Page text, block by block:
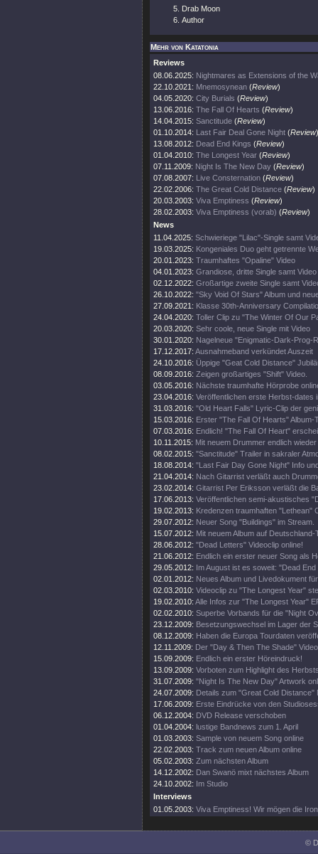
Drab Moon
Author
Mehr von Katatonia
Reviews
08.06.2025: Nightmares as Extensions of the
22.10.2021: Mnemosynean (Review)
04.05.2020: City Burials (Review)
13.06.2016: The Fall Of Hearts (Review)
14.04.2015: Sanctitude (Review)
01.10.2014: Last Fair Deal Gone Night (Review)
13.08.2012: Dead End Kings (Review)
01.04.2010: The Longest Year (Review)
07.11.2009: Night Is The New Day (Review)
07.08.2007: Live Consternation (Review)
22.02.2006: The Great Cold Distance (Review)
20.03.2003: Viva Emptiness (Review)
28.02.2003: Viva Emptiness (vorab) (Review)
News
11.04.2025: Schwieriege "Lilac"-Single samt
19.03.2025: Kongeniales Duo geht getrennte
20.01.2023: Traumhaftes "Opaline" Video
04.01.2023: Grandiose, dritte Single samt Video
02.12.2022: Großartige zweite Single samt
26.10.2022: "Sky Void Of Stars" Album und
27.09.2021: Klasse 30th-Anniversary
24.04.2020: Toller Clip zu "The Winter Of Our
20.03.2020: Sehr coole, neue Single mit Video
30.01.2020: Nagelneue "Enigmatic-Dark-Prog-
17.12.2017: Ausnahmeband verkündet Auszeit
24.10.2016: Üppige "Geat Cold Distance"
08.09.2016: Zeigen großartiges "Shift" Video.
03.05.2016: Nächste traumhafte Hörprobe
23.04.2016: Veröffentlichen erste Herbst-dates
31.03.2016: "Old Heart Falls" Lyric-Clip der
15.03.2016: Erster "The Fall Of Hearts" Album-
07.03.2016: Endlich! "The Fall Of Heart"
10.11.2015: Mit neuem Drummer endlich
08.02.2015: "Sanctitude" Trailer in sakraler
18.08.2014: "Last Fair Day Gone Night" Info
21.04.2014: Nach Gitarrist verläßt auch
23.02.2014: Gitarrist Per Eriksson verläßt die
17.06.2013: Veröffentlichen semi-akustisches
19.02.2013: Kredenzen traumhaften "Lethean"
29.07.2012: Neuer Song "Buildings" im Stream.
15.07.2012: Mit neuem Album auf Deutschland-
28.06.2012: "Dead Letters" Videoclip online!
21.06.2012: Endlich ein erster neuer Song als
29.05.2012: Im August ist es soweit: "Dead
02.01.2012: Neues Album und Livedokument
02.03.2010: Videoclip zu "The Longest Year"
19.02.2010: Alle Infos zur "The Longest Year"
02.02.2010: Superbe Vorbands für die "Night
23.12.2009: Besetzungswechsel im Lager der
08.12.2009: Haben die Europa Tourdaten
12.11.2009: Der "Day & Then The Shade"
15.09.2009: Endlich ein erster Höreindruck!
13.09.2009: Vorboten zum Highlight des
31.07.2009: "Night Is The New Day" Artwork
24.07.2009: Details zum "Great Cold Distance"
17.06.2009: Erste Eindrücke von den
06.12.2004: DVD Release verschoben
01.04.2004: lustige Bandnews zum 1. April
01.03.2003: Sample von neuem Song online
22.02.2003: Track zum neuen Album online
05.02.2003: Zum nächsten Album
14.12.2002: Dan Swanö mixt nächstes Album
24.10.2002: Im Studio
Interviews
01.05.2003: Viva Emptiness! Wir mögen die
©